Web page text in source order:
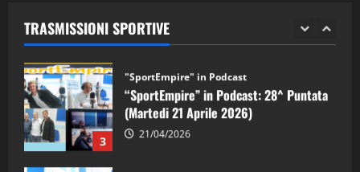
TRASMISSIONI SPORTIVE
2 28/04/2026
3
"SportEmpire" in Podcast
“SportEmpire” in Podcast: 28^ Puntata
(Martedi 21 Aprile 2026)
21/04/2026